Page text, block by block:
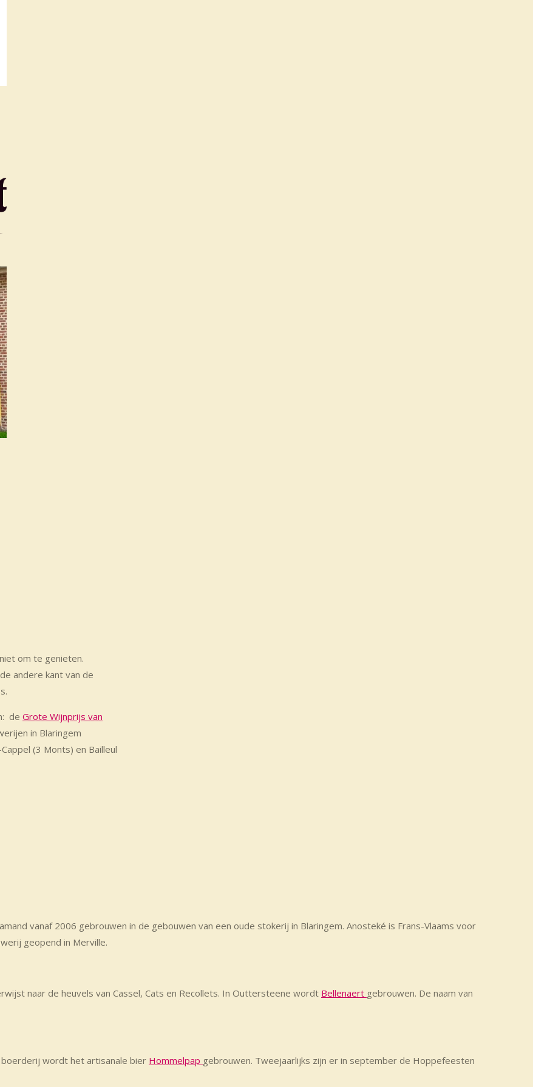
om te genieten.
andere kant van de
de Grote Wijnprijs van
in Blaringem
(3 Monts) en Bailleul
vanaf 2006 gebrouwen in de gebouwen van een oude stokerij in Blaringem. Anosteké is Frans-Vlaams voor
geopend in Merville.
naar de heuvels van Cassel, Cats en Recollets. In Outtersteene wordt Bellenaert gebrouwen. De naam van
boerderij wordt het artisanale bier Hommelpap gebrouwen. Tweejaarlijks zijn er in september de Hoppefeesten